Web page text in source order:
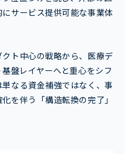
サービス提供可能な事業体
ト中心の戦略から、医療デ
盤レイヤーへと重心をシフ
なる資金補強ではなく、事
を伴う「構造転換の完了」